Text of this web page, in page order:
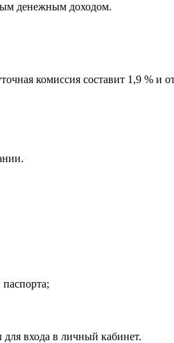
денежным доходом.
комиссия составит 1,9 % и
входа в личный кабинет.